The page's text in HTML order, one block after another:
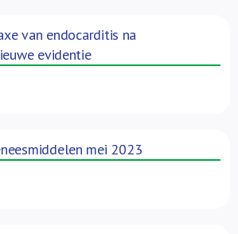
van endocarditis na
evidentie
mei 2023